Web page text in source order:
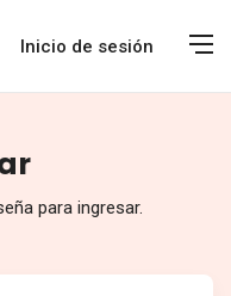
Inicio de sesión
para ingresar.